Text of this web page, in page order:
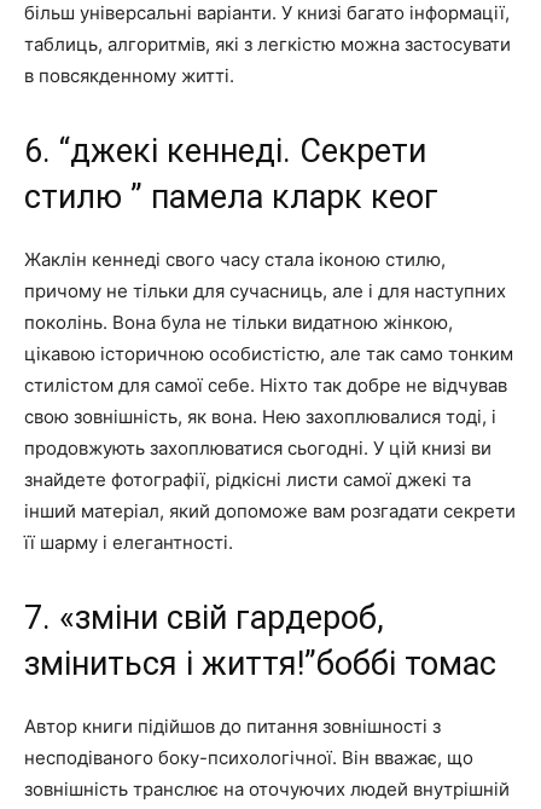
більш універсальні варіанти. У книзі багато інформації,
таблиць, алгоритмів, які з легкістю можна застосувати
в повсякденному житті.
6. “джекі кеннеді. Секрети
стилю ” памела кларк кеог
Жаклін кеннеді свого часу стала іконою стилю,
причому не тільки для сучасниць, але і для наступних
поколінь. Вона була не тільки видатною жінкою,
цікавою історичною особистістю, але так само тонким
стилістом для самої себе. Ніхто так добре не відчував
свою зовнішність, як вона. Нею захоплювалися тоді, і
продовжують захоплюватися сьогодні. У цій книзі ви
знайдете фотографії, рідкісні листи самої джекі та
інший матеріал, який допоможе вам розгадати секрети
її шарму і елегантності.
7. «зміни свій гардероб,
зміниться і життя!”боббі томас
Автор книги підійшов до питання зовнішності з
несподіваного боку-психологічної. Він вважає, що
зовнішність транслює на оточуючих людей внутрішній